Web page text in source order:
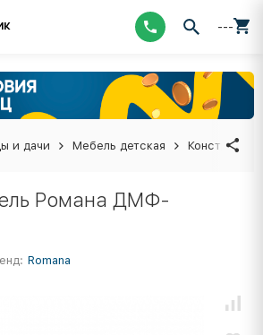
---
и дачи Мебель детская
Романа ДМФ-
Romana